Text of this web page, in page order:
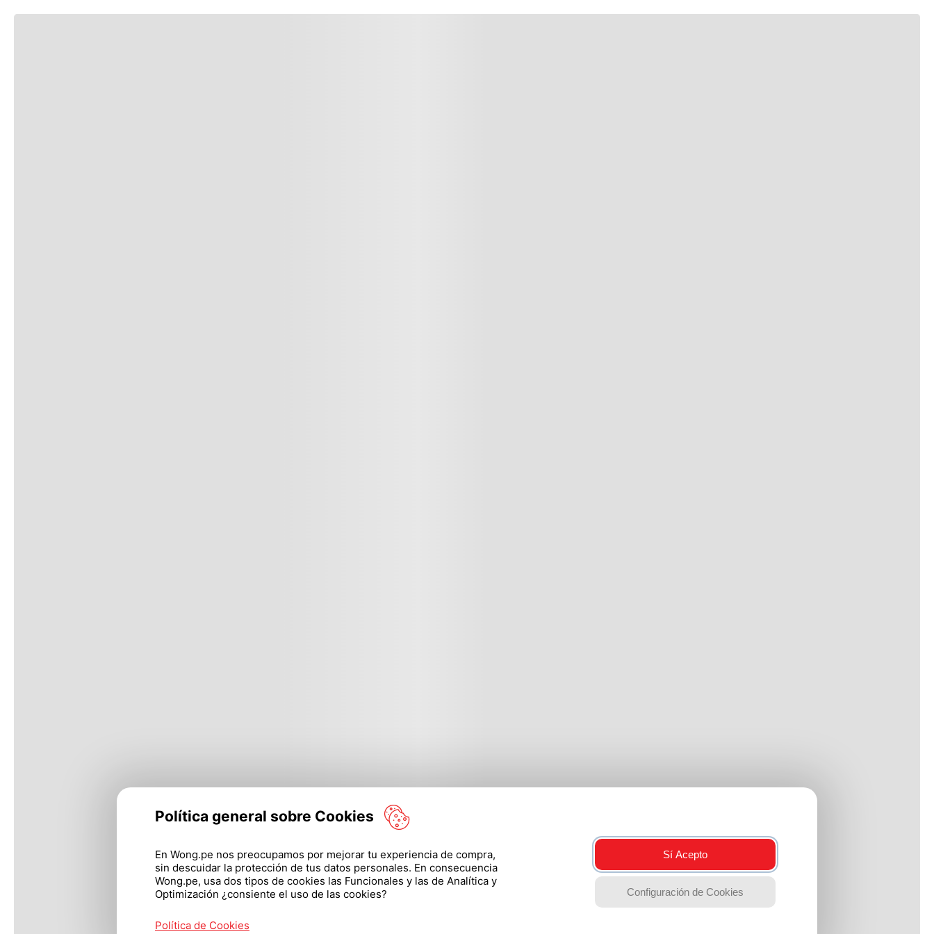
Política general sobre Cookies
En Wong.pe nos preocupamos por mejorar tu experiencia de compra,
sin descuidar la protección de tus datos personales. En consecuencia
Wong.pe, usa dos tipos de cookies las Funcionales y las de Analítica y
Optimización ¿consiente el uso de las cookies?
Sí Acepto
Configuración de Cookies
Política de Cookies